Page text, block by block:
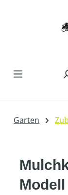
Garten
Modell